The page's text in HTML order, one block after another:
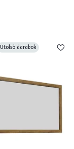
Utolsó darabok